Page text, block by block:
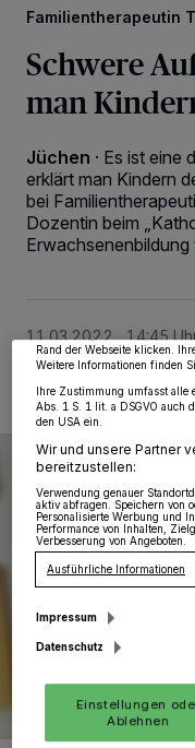
Familientherapeutin
Schwere
man
Jüchen · Es ist eine
erklärt man Kindern
bei
Dozentin beim
Erwachsenenbildung
11.03.2022 , 14:45
Wir und unsere218 -Partner
wie Browserdaten oder
widerrufen, indem Sie auf den
Rand der Webseite klicken.
Weitere Informationen finden
Ihre Zustimmung umfasst
Abs. 1 S. 1 lit. a DSGVO auch
den USA ein.
Wir und unsere Partner
bereitzustellen:
Verwendung genauer
aktiv abfragen. Speichern von
Personalisierte Werbung und
Performance von Inhalten,
Verbesserung von Angeboten.
Ausführliche Informationen
Impressum
Datenschutz
Einstellungen
Ablehnen